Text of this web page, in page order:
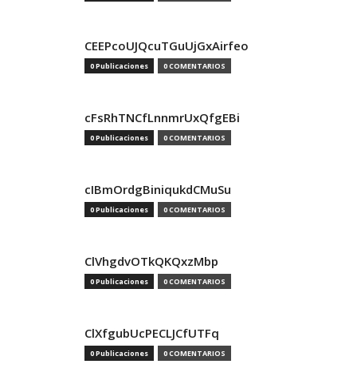
CEEPcoUJQcuTGuUjGxAirfeo
0 Publicaciones 0 COMENTARIOS
cFsRhTNCfLnnmrUxQfgEBi
0 Publicaciones 0 COMENTARIOS
cIBmOrdgBiniqukdCMuSu
0 Publicaciones 0 COMENTARIOS
ClVhgdvOTkQKQxzMbp
0 Publicaciones 0 COMENTARIOS
ClXfgubUcPECLJCfUTFq
0 Publicaciones 0 COMENTARIOS